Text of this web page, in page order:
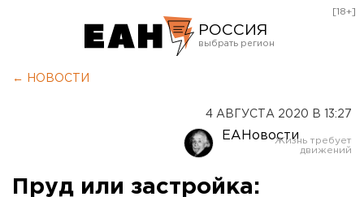
РОССИЯ
Оренбург
[18+]
← НОВОСТИ
4 АВГУСТА 2020 В 13:27
ЕАНовости
Пруд или застройка: